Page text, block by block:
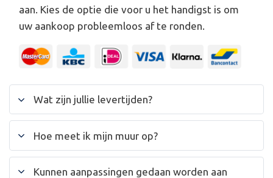
aan. Kies de optie die voor u het handigst is om
uw aankoop probleemloos af te ronden.
Wat zijn jullie levertijden?
Hoe meet ik mijn muur op?
Kunnen aanpassingen gedaan worden aan